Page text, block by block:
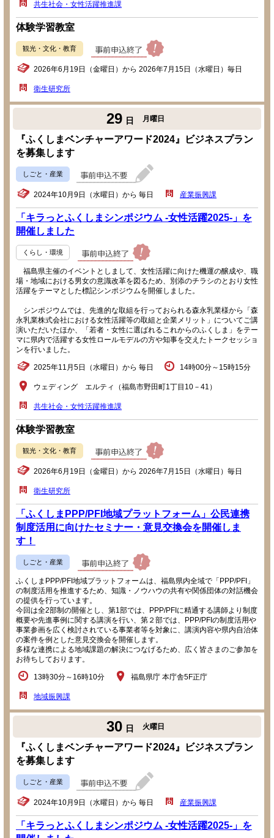
共生社会・女性活躍推進課
体験学習教室
観光・文化・教育
2026年6月19日（金曜日）から 2026年7月15日（水曜日）毎日
衛生研究所
29 日 月曜日
『ふくしまベンチャーアワード2024』ビジネスプラン
を募集します
しごと・産業
2024年10月9日（水曜日）から 毎日 産業振興課
「キラっとふくしまシンポジウム -女性活躍2025-」を
開催しました
くらし・環境
福島県主催のイベントとしまして、女性活躍に向けた機運の醸成や、職
場・地域における男女の意識改革を図るため、別添のチラシのとおり女性
活躍をテーマとした標記シンポジウムを開催しました。
シンポジウムでは、先進的な取組を行っておられる森永乳業様から「森
永乳業株式会社における女性活躍等の取組と企業メリット」についてご講
演いただいたほか、「若者・女性に選ばれるこれからのふくしま」をテー
マに県内で活躍する女性ロールモデルの方や知事を交えたトークセッショ
ンを行いました。
2025年11月5日（水曜日）から 毎日 14時00分～15時15分
ウェディング エルティ（福島市野田町1丁目10－41）
共生社会・女性活躍推進課
体験学習教室
観光・文化・教育
2026年6月19日（金曜日）から 2026年7月15日（水曜日）毎日
衛生研究所
「ふくしまPPP/PFI地域プラットフォーム」公民連携
制度活用に向けたセミナー・意見交換会を開催しま
す！
しごと・産業
ふくしまPPP/PFI地域プラットフォームは、福島県内全域で「PPP/PFI」
の制度活用を推進するため、知識・ノウハウの共有や関係団体の対話機会
の提供を行っています。
今回は全2部制の開催とし、第1部では、PPP/PFIに精通する講師より制度
概要や先進事例に関する講演を行い、第２部では、PPP/PFIの制度活用や
事業参画を広く検討されている事業者等を対象に、講演内容や県内自治体
の案件を例とした意見交換会を開催します。
多様な連携による地域課題の解決につなげるため、広く皆さまのご参加を
お待ちしております。
13時30分～16時10分 福島県庁 本庁舎5F正庁
地域振興課
30 日 火曜日
『ふくしまベンチャーアワード2024』ビジネスプラン
を募集します
しごと・産業
2024年10月9日（水曜日）から 毎日 産業振興課
「キラっとふくしまシンポジウム -女性活躍2025-」を